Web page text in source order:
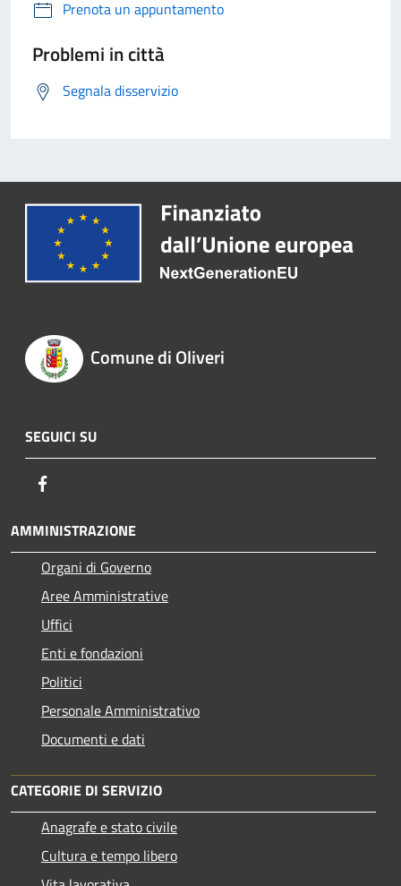
Prenota un appuntamento
Problemi in città
Segnala disservizio
Comune di Oliveri
SEGUICI SU
AMMINISTRAZIONE
Organi di Governo
Aree Amministrative
Uffici
Enti e fondazioni
Politici
Personale Amministrativo
Documenti e dati
CATEGORIE DI SERVIZIO
Anagrafe e stato civile
Cultura e tempo libero